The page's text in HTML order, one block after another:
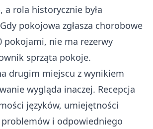
a rola historycznie była
pokojowa zgłasza chorobowe
pokojami, nie ma rezerwy
sprząta pokoje.
drugim miejscu z wynikiem
wygląda inaczej. Recepcja
języków, umiejętności
problemów i odpowiedniego